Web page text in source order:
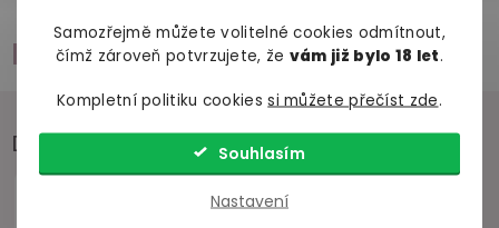
Samozřejmě můžete volitelné cookies odmítnout,
čímž zároveň potvrzujete, že vám již bylo 18 let.
Kompletní politiku cookiessi můžete přečíst zde.
Nastavení
Souhlasím
Příslušenství
Doporučujeme přikoupit